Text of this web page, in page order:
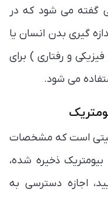
گفته می شود که در
گیری بدن انسان یا
و رفتاری ) برای
می شود.
است که مشخصات
ذخیره شده،
اجازه دسترسی به